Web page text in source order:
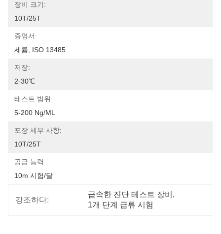
장비 크기:
10T/25T
증명서:
세륨, ISO 13485
저장:
2-30℃
테스트 범위:
5-200 Ng/mL
포장 세부 사항:
10T/25T
공급 능력:
10m 시험/달
강조하다:
급속한 진단 테스트 장비 ,
1개 단계 급류 시험